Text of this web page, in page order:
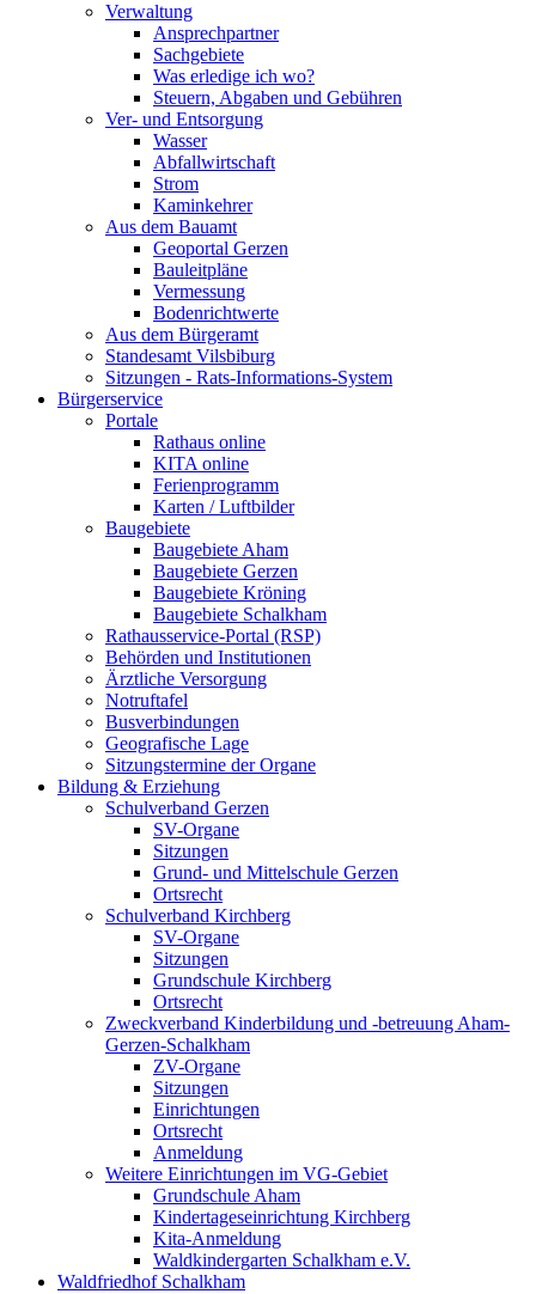
Verwaltung
Ansprechpartner
Sachgebiete
Was erledige ich wo?
Steuern, Abgaben und Gebühren
Ver- und Entsorgung
Wasser
Abfallwirtschaft
Strom
Kaminkehrer
Aus dem Bauamt
Geoportal Gerzen
Bauleitpläne
Vermessung
Bodenrichtwerte
Aus dem Bürgeramt
Standesamt Vilsbiburg
Sitzungen - Rats-Informations-System
Bürgerservice
Portale
Rathaus online
KITA online
Ferienprogramm
Karten / Luftbilder
Baugebiete
Baugebiete Aham
Baugebiete Gerzen
Baugebiete Kröning
Baugebiete Schalkham
Rathausservice-Portal (RSP)
Behörden und Institutionen
Ärztliche Versorgung
Notruftafel
Busverbindungen
Geografische Lage
Sitzungstermine der Organe
Bildung & Erziehung
Schulverband Gerzen
SV-Organe
Sitzungen
Grund- und Mittelschule Gerzen
Ortsrecht
Schulverband Kirchberg
SV-Organe
Sitzungen
Grundschule Kirchberg
Ortsrecht
Zweckverband Kinderbildung und -betreuung Aham-
Gerzen-Schalkham
ZV-Organe
Sitzungen
Einrichtungen
Ortsrecht
Anmeldung
Weitere Einrichtungen im VG-Gebiet
Grundschule Aham
Kindertageseinrichtung Kirchberg
Kita-Anmeldung
Waldkindergarten Schalkham e.V.
Waldfriedhof Schalkham